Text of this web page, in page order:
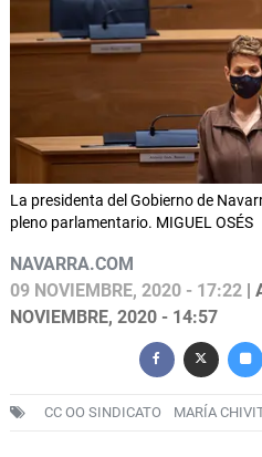
La presidenta del Gobierno de
pleno parlamentario. MIGUEL OSÉS
NAVARRA.COM
09 NOVIEMBRE, 2020 - 17:22 |
NOVIEMBRE, 2020 - 14:57
CC OO SINDICATO MARÍA